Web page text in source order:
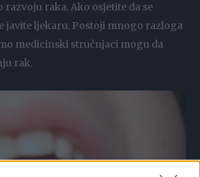
razvoju raka. Ako osjetite da se
javite ljekaru. Postoji mnogo razloga
medicinski stručnjaci mogu da
rak.